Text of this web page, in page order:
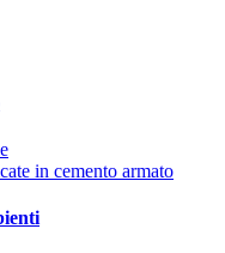
in cemento armato